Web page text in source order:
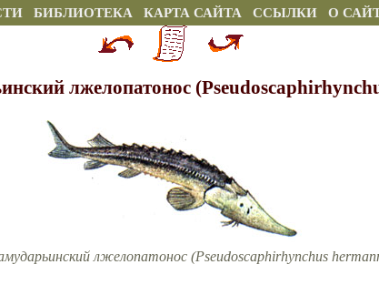
БИБЛИОТЕКА КАРТА САЙТА ССЫЛКИ О
лжелопатонос
лжелопатонос (Pseudoscaphirhynchus